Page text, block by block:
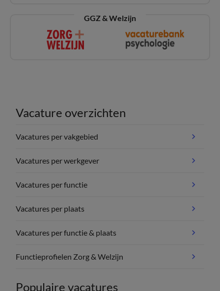
GGZ & Welzijn
Vacature overzichten
Vacatures per vakgebied
Vacatures per werkgever
Vacatures per functie
Vacatures per plaats
Vacatures per functie & plaats
Functieprofielen Zorg & Welzijn
Populaire vacatures